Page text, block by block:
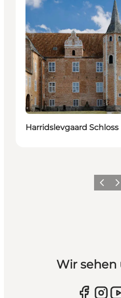
Harridslevgaard Schloss
Wir sehen